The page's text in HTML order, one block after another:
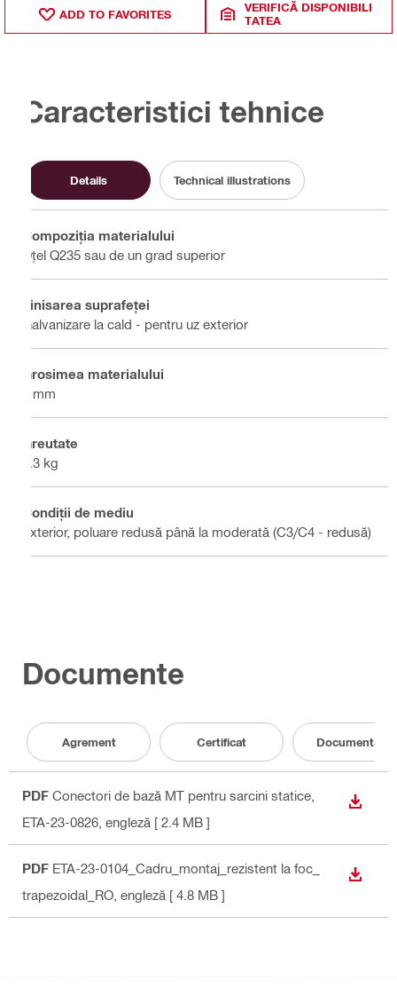
ADD TO FAVORITES
VERIFICĂ DISPONIBILI
TATEA
Caracteristici tehnice
Details Technical illustrations
Compoziţia materialului
Oțel Q235 sau de un grad superior
Finisarea suprafeţei
Galvanizare la cald - pentru uz exterior
Grosimea materialului
8 mm
Greutate
3.3 kg
Condiţii de mediu
Exterior, poluare redusă până la moderată (C3/C4 - redusă)
Documente
Agrement Certificat Documentaţie
PDF Conectori de bază MT pentru sarcini statice,
ETA-23-0826 , engleză [ 2.4 MB ]
PDF ETA-23-0104_Cadru_montaj_rezistent la foc_
trapezoidal_RO , engleză [ 4.8 MB ]